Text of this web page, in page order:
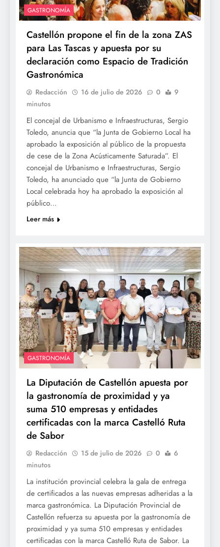
GASTRONOMÍA
Castellón propone el fin de la zona ZAS
para Las Tascas y apuesta por su
declaración como Espacio de Tradición
Gastronómica
Redacción 16 de julio de 2026 0
9
minutos
El concejal de Urbanismo e Infraestructuras, Sergio
Toledo, anuncia que “la Junta de Gobierno Local ha
aprobado la exposición al público de la propuesta
de cese de la Zona Acústicamente Saturada”. El
concejal de Urbanismo e Infraestructuras, Sergio
Toledo, ha anunciado que “la Junta de Gobierno
Local celebrada hoy ha aprobado la exposición al
público…
Leer más
GASTRONOMÍA
La Diputación de Castellón apuesta por
la gastronomía de proximidad y ya
suma 510 empresas y entidades
certificadas con la marca Castelló Ruta
de Sabor
Redacción 15 de julio de 2026 0
6
minutos
La institución provincial celebra la gala de entrega
de certificados a las nuevas empresas adheridas a la
marca gastronómica. La Diputación Provincial de
Castellón refuerza su apuesta por la gastronomía de
proximidad y ya suma 510 empresas y entidades
certificadas con la marca Castelló Ruta de Sabor. La